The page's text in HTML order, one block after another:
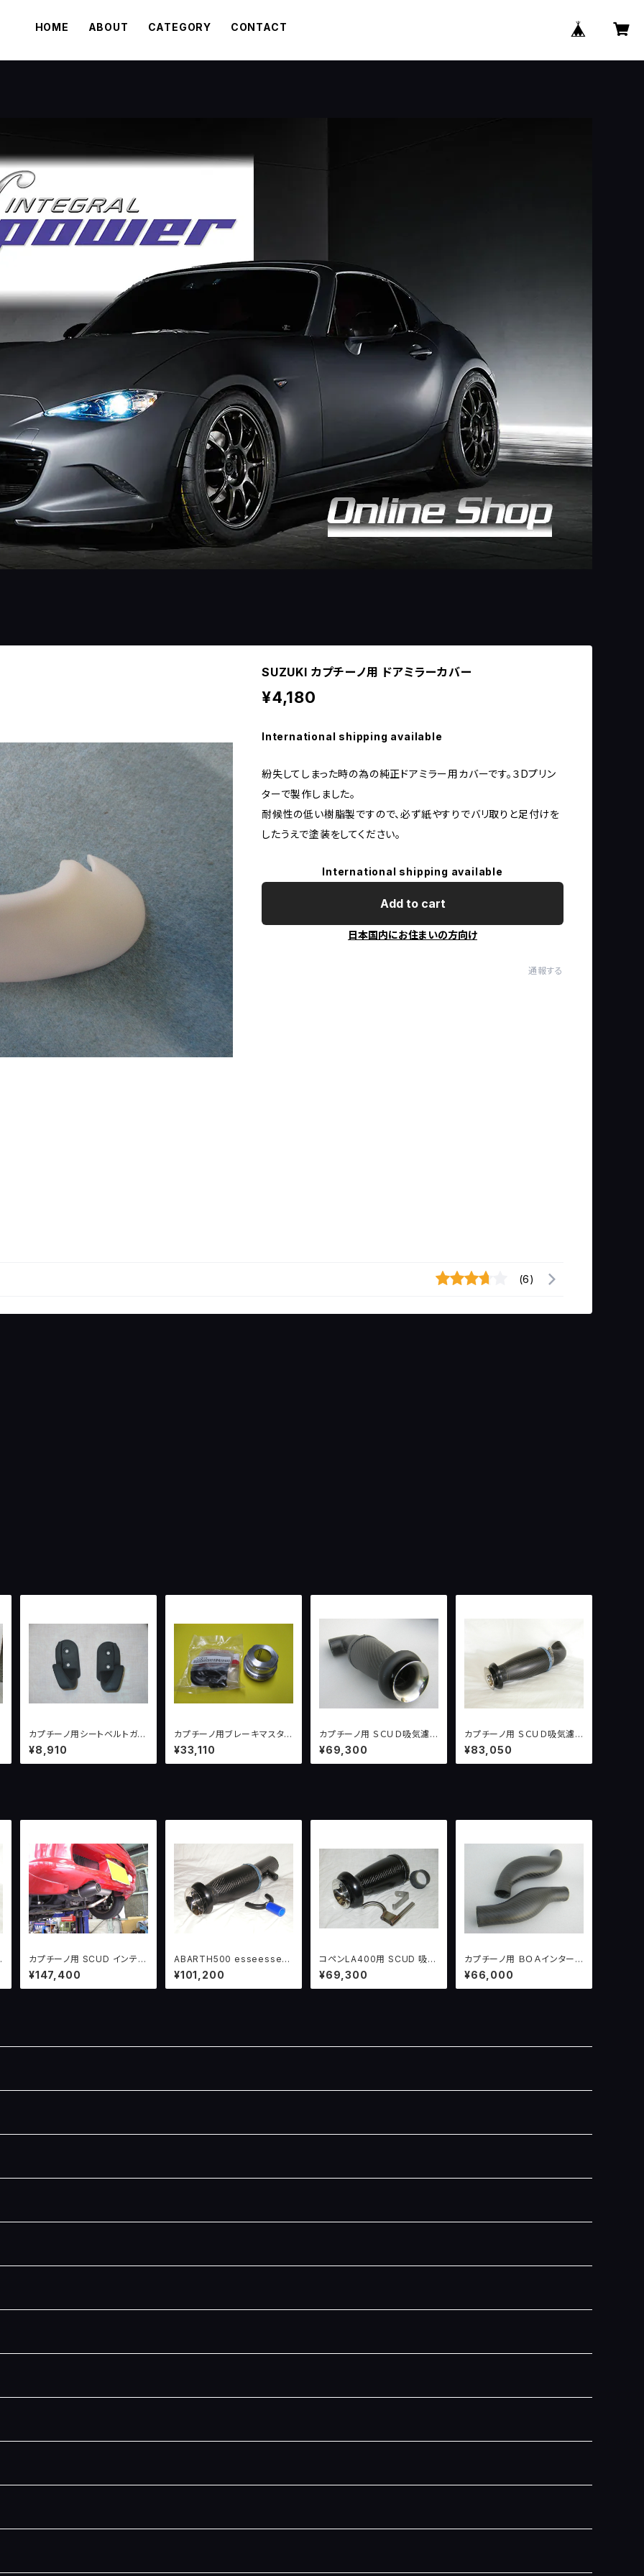
HOME ABOUT CATEGORY CONTACT
SUZUKI カプチーノ用 ドアミラーカバー
¥4,180
International shipping available
紛失してしまった時の為の純正ドアミラー用カバーです。３Dプリン
ターで製作しました。
耐候性の低い樹脂製ですので、必ず紙やすりでバリ取りと足付けを
したうえで塗装をしてください。
International shipping available
Add to cart
日本国内にお住まいの方向け
通報する
(6)
カプチーノ用シートベルトガイ
ド（左右セット）
¥8,910
カプチーノ用ブレーキマスタシ
リンダーオーバーホールセット
¥33,110
カプチーノ用 ＳＣＵＤ吸気濾
過システム version１ （〜
１００ＰＳ）
¥69,300
カプチーノ用 ＳＣＵＤ吸気濾
過システム version２ （１
００ＰＳ〜）
¥83,050
カプチーノ用 SCUD インテグ
ラルエキゾースト （純正テー
ル位置タイプ）
¥147,400
ABARTH500 esseesse
用 SCUD 吸気濾過システムv
er.2
¥101,200
コペンLA400用 SCUD 吸気
濾過システムver.1
¥69,300
カプチーノ用 ＢＯＡインターク
ーラーパイプセット
¥66,000